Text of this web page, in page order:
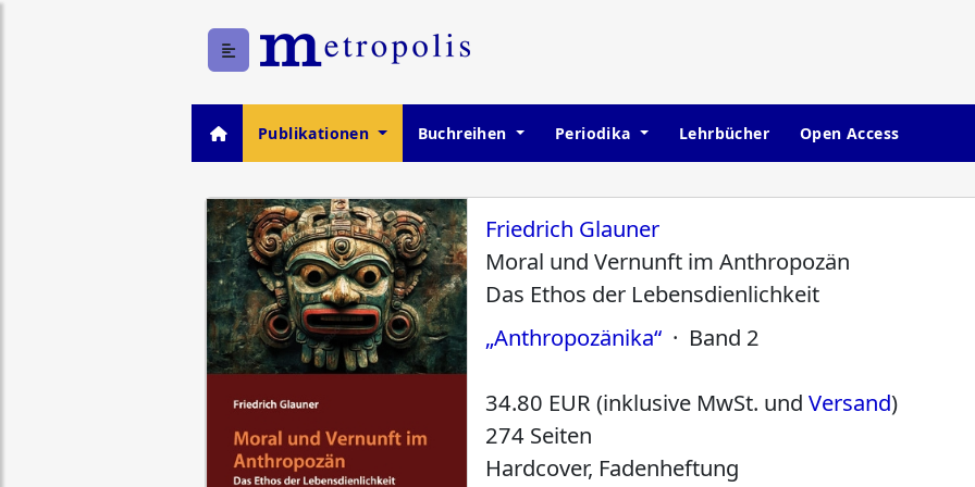
Publikationen Buchreihen Periodika Lehrbücher Open Access
Friedrich Glauner
Moral und Vernunft im Anthropozän
Das Ethos der Lebensdienlichkeit
„Anthropozänika“ · Band 2
34.80 EUR (inklusive MwSt. undVersand)
274 Seiten
Hardcover, Fadenheftung